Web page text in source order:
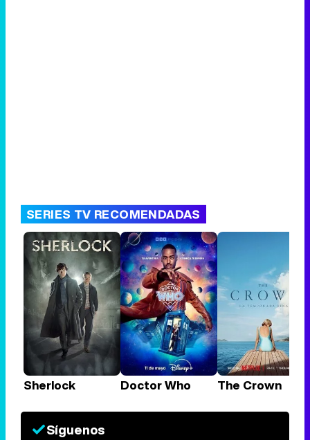
SERIES TV RECOMENDADAS
Sherlock Doctor Who The Crown
Síguenos